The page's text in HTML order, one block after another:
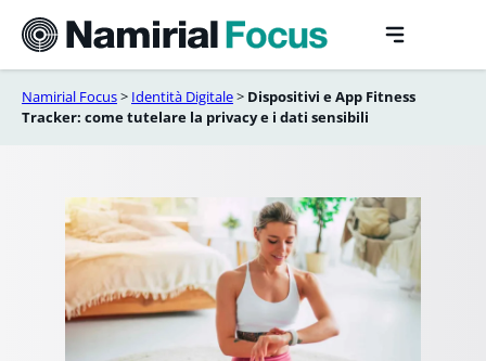
contenuto
Namirial Focus> Identità Digitale> Dispositivi e App Fitness
Tracker: come tutelare la privacy e i dati sensibili